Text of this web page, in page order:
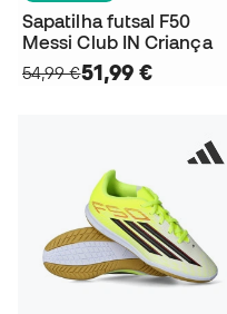
Sapatilha futsal F50
Messi Club IN Criança
54,99 €51,99 €